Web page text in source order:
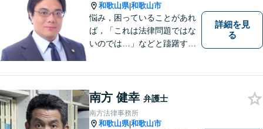
和歌山県|和歌山市
悩み，困っていることがあれ
ば，「これは法律問題ではな
いのでは…」などと躊躇する
おります。弁護士前畑壮志は
全力で，最善の答えを探せる
ようお手伝いいたします。
詳細を見
る
南方 健幸 弁護士
南方法律事務所
和歌山県|和歌山市